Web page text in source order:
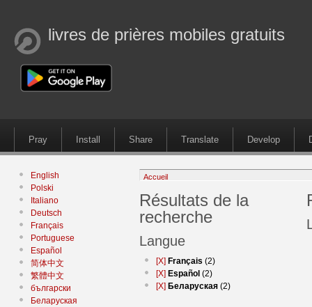
livres de prières mobiles gratuits
Pray Install Share Translate Develop
English
Polski
Italiano
Deutsch
Français
Portuguese
Español
简体中文
繁體中文
български
Беларуская
Accueil
Résultats de la
recherche
Langue
[X] Français (2)
[X] Español (2)
[X] Беларуская (2)